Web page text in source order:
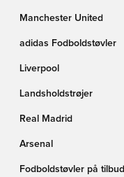
Manchester United
adidas Fodboldstøvler
Liverpool
Landsholdstrøjer
Real Madrid
Arsenal
Fodboldstøvler på tilbud